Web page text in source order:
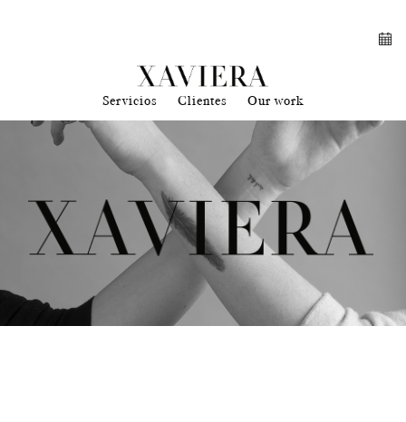
Servicios Clientes Our work